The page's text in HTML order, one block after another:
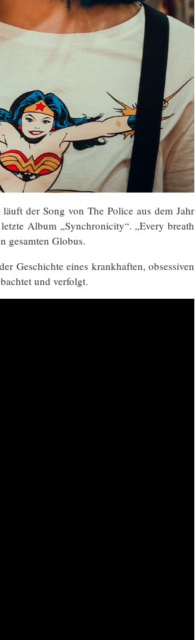
der Song von The Police aus dem Jahr
Album „Synchronicity“. „Every breath
gesamten Globus.
Geschichte eines krankhaften, obsessiven
und verfolgt.